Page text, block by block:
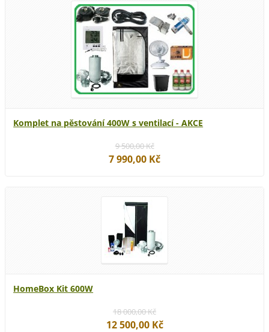
Komplet na pěstování 400W s ventilací - AKCE
9 500,00 Kč
7 990,00 Kč
HomeBox Kit 600W
18 000,00 Kč
12 500,00 Kč